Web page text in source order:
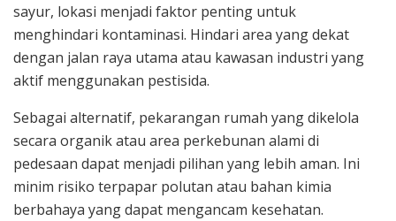
sayur, lokasi menjadi faktor penting untuk
menghindari kontaminasi. Hindari area yang dekat
dengan jalan raya utama atau kawasan industri yang
aktif menggunakan pestisida.
Sebagai alternatif, pekarangan rumah yang dikelola
secara organik atau area perkebunan alami di
pedesaan dapat menjadi pilihan yang lebih aman. Ini
minim risiko terpapar polutan atau bahan kimia
berbahaya yang dapat mengancam kesehatan.